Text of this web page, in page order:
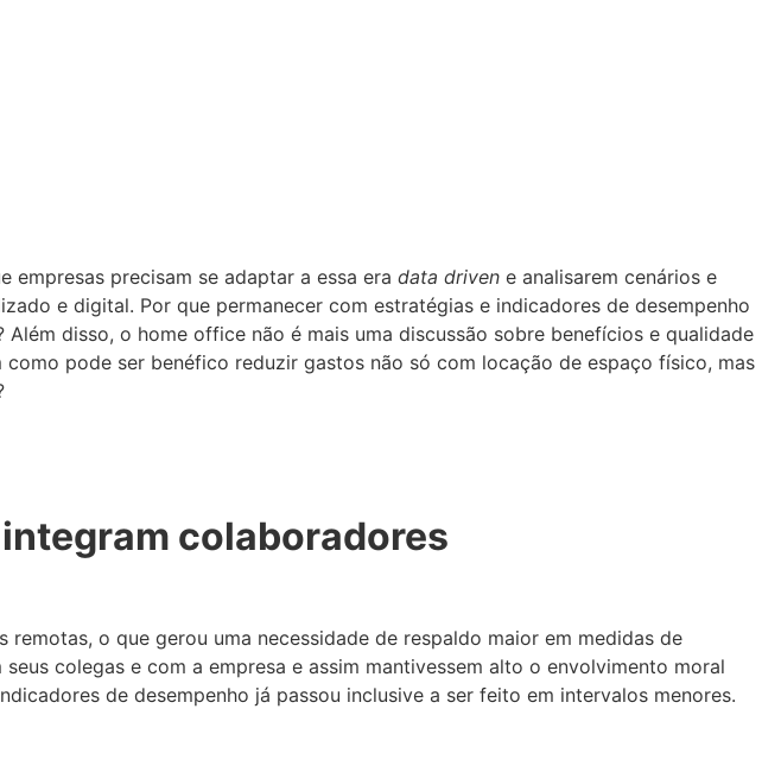
empresas precisam se adaptar a essa era data driven e analisarem cenários e
e digital. Por que permanecer com estratégias e indicadores de desempenho
disso, o home office não é mais uma discussão sobre benefícios e qualidade
pode ser benéfico reduzir gastos não só com locação de espaço físico, mas
colaboradores
o que gerou uma necessidade de respaldo maior em medidas de
colegas e com a empresa e assim mantivessem alto o envolvimento moral
de desempenho já passou inclusive a ser feito em intervalos menores.